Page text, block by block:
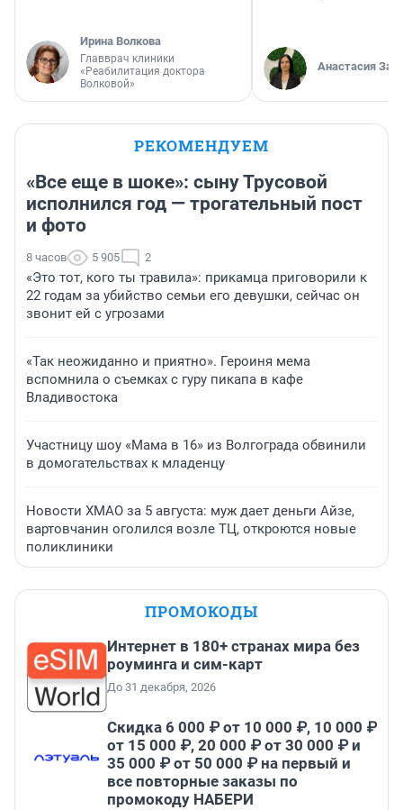
Ирина Волкова
Главврач клиники
«Реабилитация доктора
Волковой»
Анастасия
РЕКОМЕНДУЕМ
«Все еще в шоке»: сыну Трусовой
исполнился год — трогательный пост
и фото
8 часов 5 905 2
«Это тот, кого ты травила»: прикамца приговорили к
22 годам за убийство семьи его девушки, сейчас он
звонит ей с угрозами
«Так неожиданно и приятно». Героиня мема
вспомнила о съемках с гуру пикапа в кафе
Владивостока
Участницу шоу «Мама в 16» из Волгограда обвинили
в домогательствах к младенцу
Новости ХМАО за 5 августа: муж дает деньги Айзе,
вартовчанин оголился возле ТЦ, откроются новые
поликлиники
ПРОМОКОДЫ
Интернет в 180+ странах мира без
роуминга и сим-карт
До 31 декабря, 2026
Скидка 6 000 ₽ от 10 000 ₽, 10 000 ₽
от 15 000 ₽, 20 000 ₽ от 30 000 ₽ и
35 000 ₽ от 50 000 ₽ на первый и
все повторные заказы по
промокоду НАБЕРИ